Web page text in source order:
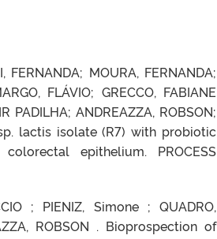
FERNANDA; MOURA, FERNANDA;
FLÁVIO; GRECCO, FABIANE
PADILHA; ANDREAZZA, ROBSON;
lactis isolate (R7) with probiotic
epithelium. PROCESS
; PIENIZ, Simone ; QUADRO,
ROBSON . Bioprospection of